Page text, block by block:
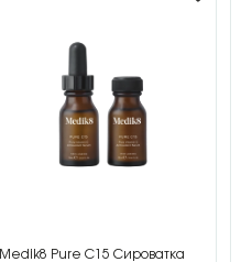
Medik8 Pure C15 Сироватка